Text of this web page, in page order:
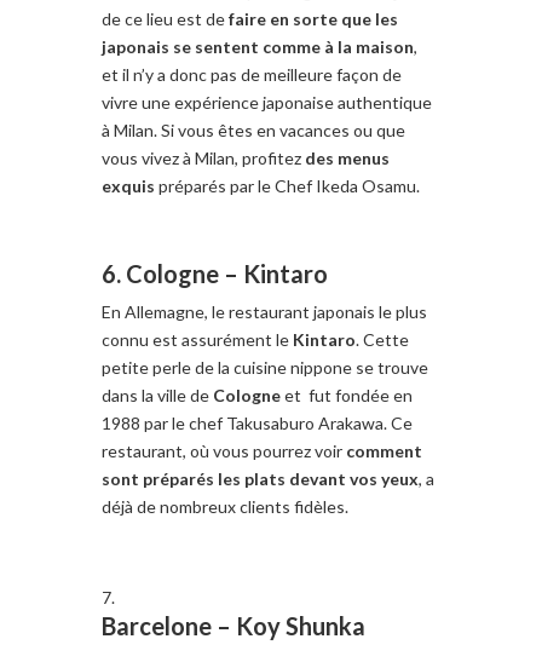
de ce lieu est defaire en sorte que les
japonais se sentent comme à la maison,
et il n’y a donc pas de meilleure façon de
vivre une expérience japonaise authentique
à Milan. Si vous êtes en vacances ou que
vous vivez à Milan, profitez des menus
exquis préparés par le Chef Ikeda Osamu.
6. Cologne – Kintaro
En Allemagne, le restaurant japonais le plus
connu est assurément le Kintaro. Cette
petite perle de la cuisine nippone se trouve
dans la ville de Cologneet fut fondée en
1988 par le chef Takusaburo Arakawa. Ce
restaurant, où vous pourrez voir comment
sont préparés les plats devant vos yeux, a
déjà de nombreux clients fidèles.
Barcelone – Koy Shunka